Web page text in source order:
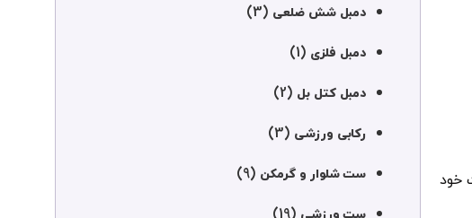
خود
دمبل شش ضلعی (3)
دمبل فلزی (1)
دمبل کتل بل (2)
رکابی ورزشی (3)
ست شلوار و گرمکن (9)